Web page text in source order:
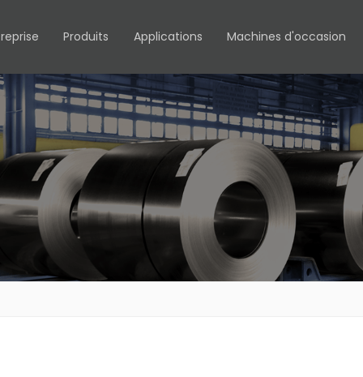
Produits Applications Machines d'occasion